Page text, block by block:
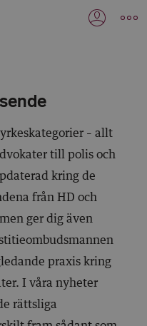
– allt
till polis och
kring de
från HD och
ger dig även
praxis kring
I våra nyheter
rättsliga